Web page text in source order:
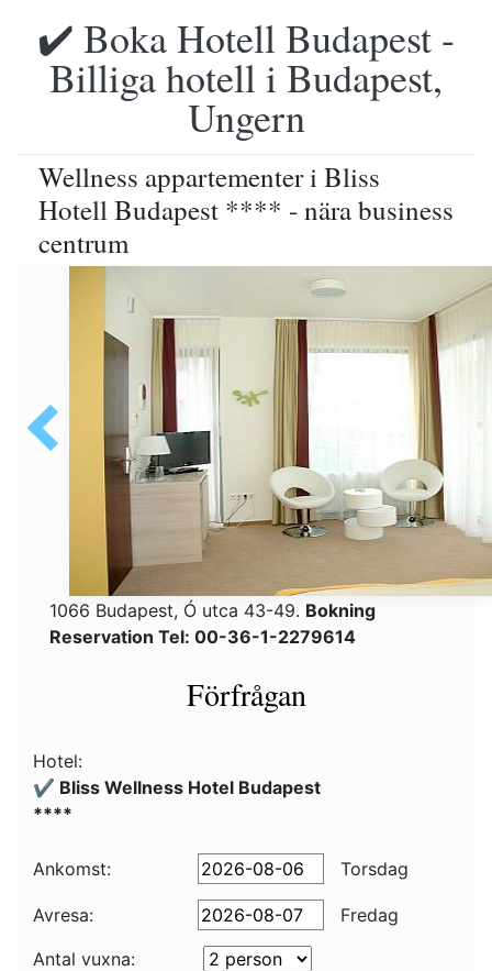
✔️ Boka Hotell Budapest -
Billiga hotell i Budapest,
Ungern
Wellness appartementer i Bliss
Hotell Budapest **** - nära business
centrum
1066 Budapest, Ó utca 43-49. Bokning
Reservation Tel: 00-36-1-2279614
Förfrågan
Hotel:
✔️ Bliss Wellness Hotel Budapest
****
Ankomst: Torsdag
Avresa:
Fredag
Antal vuxna: